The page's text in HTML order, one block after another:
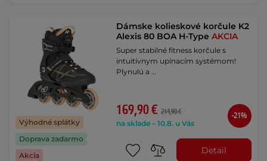
Výhodné splátky
Doprava zadarmo
Akcia
Dámske kolieskové korčule K2
Alexis 80 BOA H-TypeAKCIA
Super stabilné fitness korčule s
intuitívnym upínacím systémom!
Plynulú a …
169,90 € 214,90 €
na sklade – 10.8. u Vás
-21%
Detail